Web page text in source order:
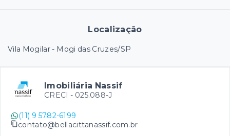
Localização
Vila Mogilar - Mogi das Cruzes/SP
Imobiliária Nassif
CRECI - 025.088-J
(11) 9 5782-6199
contato@bellacittanassif.com.br